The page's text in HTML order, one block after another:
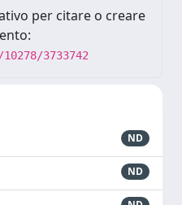
per citare o creare
3733742
ND
ND